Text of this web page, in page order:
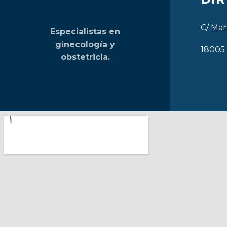
Especialistas en
ginecología y
obstetricia.
C/